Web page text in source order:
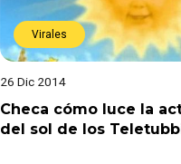
Virales
26 Dic 2014
Checa cómo luce la
del sol de los